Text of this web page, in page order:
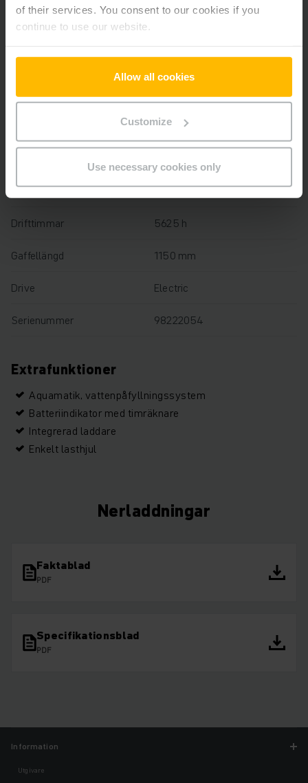
of their services. You consent to our cookies if you
continue to use our website.
Allow all cookies
Customize
Use necessary cookies only
Teknisk Information
Batteri Bly-syra, 24 V / 150 Ah
Laddare Ja, 24 V / 35 A
Batteriets tillverkningsår 2024
Lastkapacitet 1400 kg
Drifttimmar 5625 h
Gaffellängd 1150 mm
Drive Electric
Serienummer 98222054
Extrafunktioner
Aquamatik, vattenpåfyllningssystem
Batteriindikator med timräknare
Integrerad laddare
Enkelt lasthjul
Nerladdningar
Faktablad
PDF
Specifikationsblad
PDF
Information
Utgivare